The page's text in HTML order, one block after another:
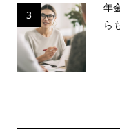
3
年
ら